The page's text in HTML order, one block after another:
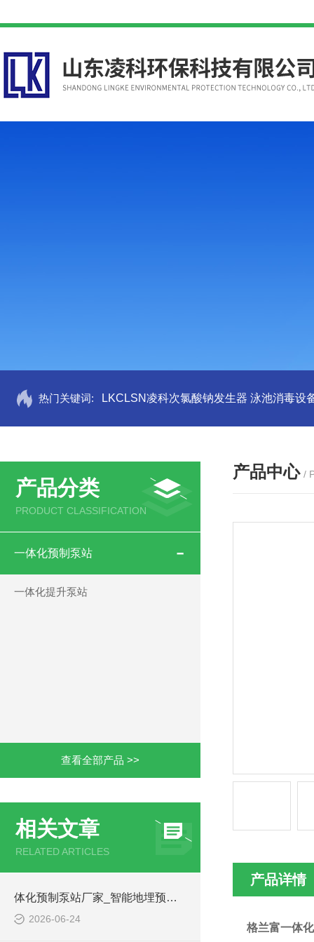
热门关键词: LKCLSN凌科次氯酸钠发生器 泳池消毒设
产品分类
PRODUCT CLASSIFICATION
一体化预制泵站
一体化提升泵站
查看全部产品 >>
相关文章
RELATED ARTICLES
体化预制泵站厂家_智能地埋预制泵站-凌科环保
2026-06-24
产品中心 /
产品详情
格兰富一体